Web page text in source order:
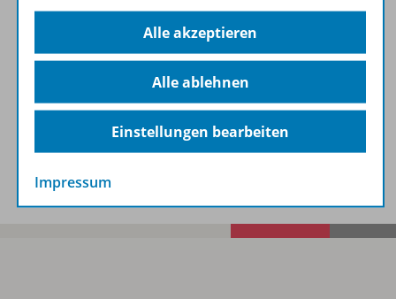
Lizenzbedingungen
Zugehörige Produkte
Benachrichtigungs-Service
Alle akzeptieren
Alle ablehnen
Einstellungen bearbeiten
Impressum